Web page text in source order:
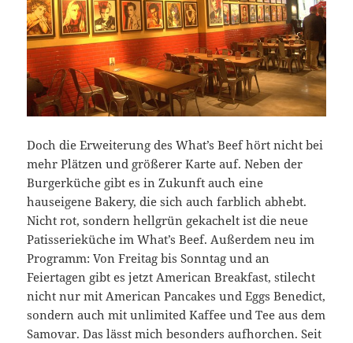
Doch die Erweiterung des What’s Beef hört nicht bei
mehr Plätzen und größerer Karte auf. Neben der
Burgerküche gibt es in Zukunft auch eine
hauseigene Bakery, die sich auch farblich abhebt.
Nicht rot, sondern hellgrün gekachelt ist die neue
Patisserieküche im What’s Beef. Außerdem neu im
Programm: Von Freitag bis Sonntag und an
Feiertagen gibt es jetzt American Breakfast, stilecht
nicht nur mit American Pancakes und Eggs Benedict,
sondern auch mit unlimited Kaffee und Tee aus dem
Samovar. Das lässt mich besonders aufhorchen. Seit